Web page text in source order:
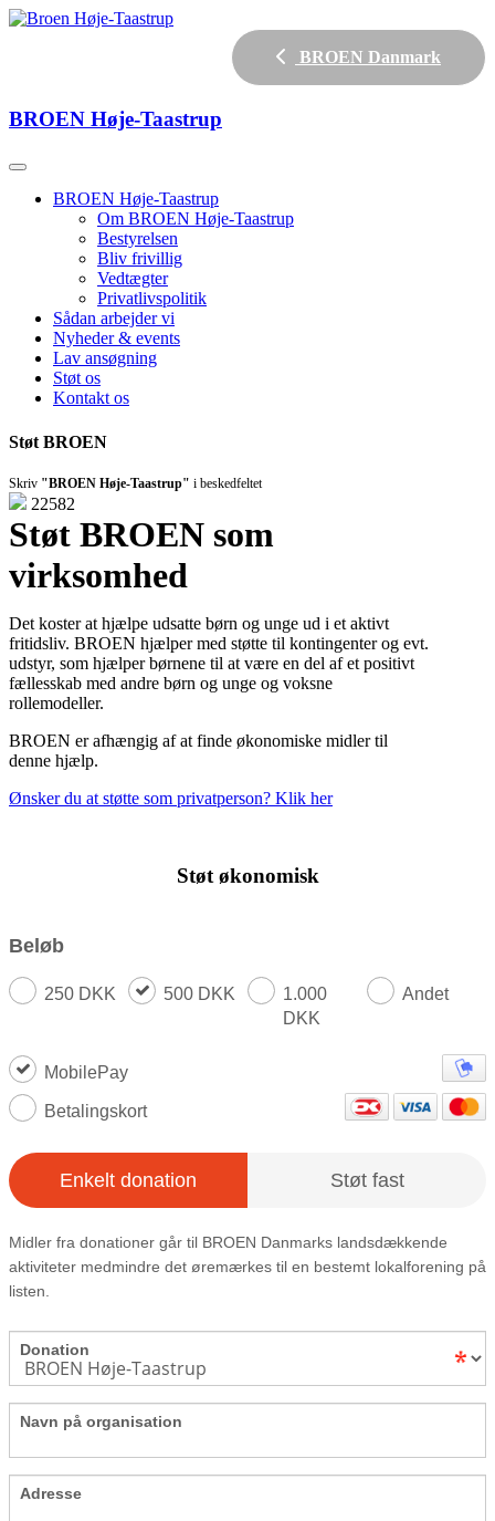
BROEN Danmark
BROEN Høje-Taastrup
BROEN Høje-Taastrup
Om BROEN Høje-Taastrup
Bestyrelsen
Bliv frivillig
Vedtægter
Privatlivspolitik
Sådan arbejder vi
Nyheder & events
Lav ansøgning
Støt os
Kontakt os
Støt BROEN
Skriv "BROEN Høje-Taastrup" i beskedfeltet
22582
Støt BROEN som
virksomhed
Det koster at hjælpe udsatte børn og unge ud i et aktivt
fritidsliv. BROEN hjælper med støtte til kontingenter og evt.
udstyr, som hjælper børnene til at være en del af et positivt
fællesskab med andre børn og unge og voksne
rollemodeller.
BROEN er afhængig af at finde økonomiske midler til
denne hjælp.
Ønsker du at støtte som privatperson? Klik her
Støt økonomisk